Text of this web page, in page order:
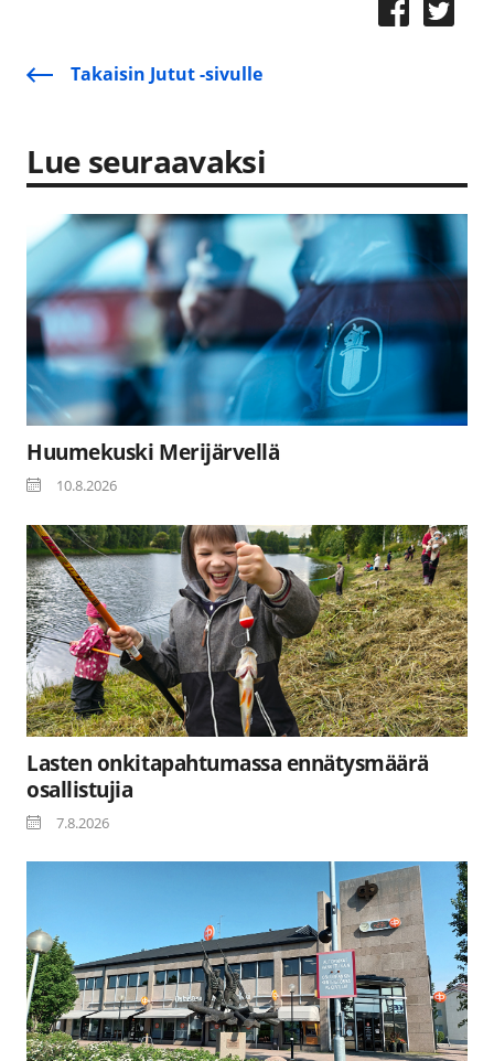
Takaisin Jutut -sivulle
Lue seuraavaksi
Huumekuski Merijärvellä
10.8.2026
Lasten onkitapahtumassa ennätysmäärä
osallistujia
7.8.2026